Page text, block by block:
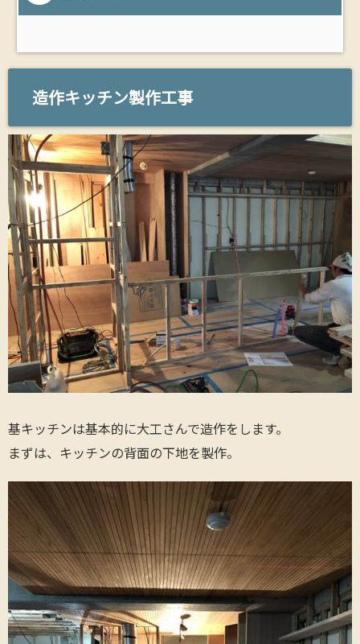
造作キッチン製作工事
基キッチンは基本的に大工さんで造作をします。
まずは、キッチンの背面の下地を製作。